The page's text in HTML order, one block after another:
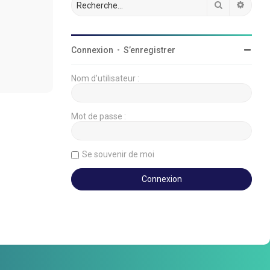
Rechercher
Connexion • S’enregistrer
Nom d’utilisateur :
Mot de passe :
Se souvenir de moi